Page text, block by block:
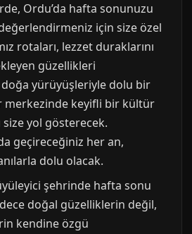
Ordu’da hafta sonunuzu
için size özel
rotaları, lezzet duraklarını
güzellikleri
doğa yürüyüşleriyle dolu bir
merkezinde keyifli bir kültür
size yol gösterecek.
geçireceğiniz her an,
dolu olacak.
şehrinde hafta sonu
doğal güzelliklerin değil,
kendine özgü